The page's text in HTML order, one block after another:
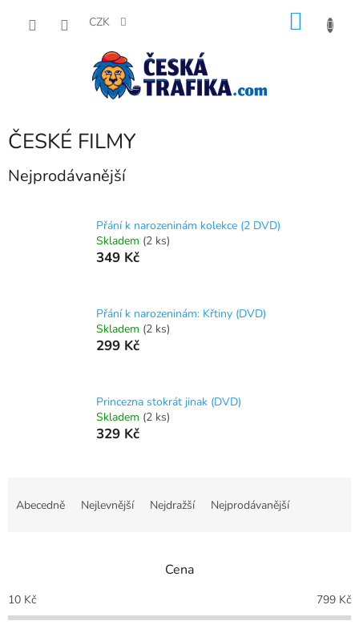
CZK
ČESKÉ FILMY
Nejprodávanější
Přání k narozeninám kolekce (2 DVD)
Skladem (2 ks)
349 Kč
Přání k narozeninám: Křtiny (DVD)
Skladem (2 ks)
299 Kč
Princezna stokrát jinak (DVD)
Skladem (2 ks)
329 Kč
p
r
Abecedně Nejlevnější Nejdražší Nejprodávanější
Cena
10 Kč 799 Kč